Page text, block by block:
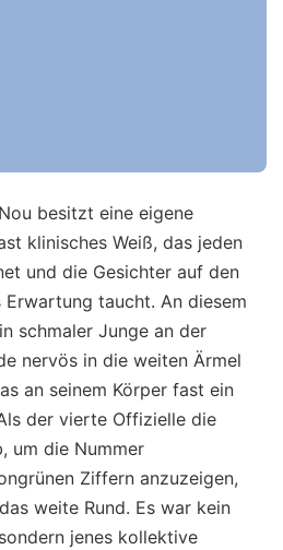
besitzt eine eigene
klinisches Weiß, das jeden
und die Gesichter auf den
Erwartung taucht. An diesem
schmaler Junge an der
nervös in die weiten Ärmel
an seinem Körper fast ein
der vierte Offizielle die
um die Nummer
Ziffern anzuzeigen,
weite Rund. Es war kein
jenes kollektive